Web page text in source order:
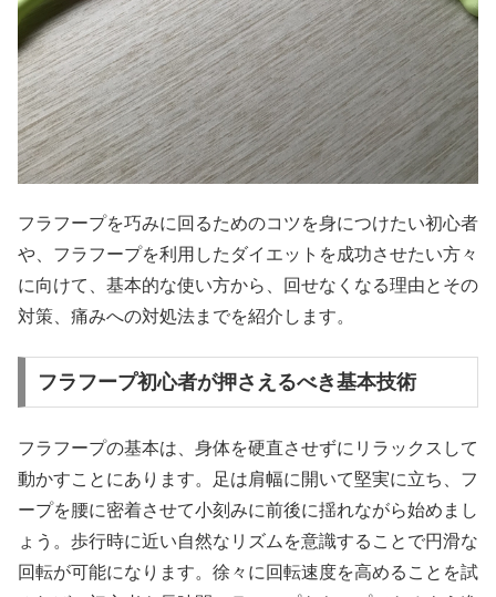
フラフープを巧みに回るためのコツを身につけたい初心者
や、フラフープを利用したダイエットを成功させたい方々
に向けて、基本的な使い方から、回せなくなる理由とその
対策、痛みへの対処法までを紹介します。
フラフープ初心者が押さえるべき基本技術
フラフープの基本は、身体を硬直させずにリラックスして
動かすことにあります。足は肩幅に開いて堅実に立ち、フ
ープを腰に密着させて小刻みに前後に揺れながら始めまし
ょう。歩行時に近い自然なリズムを意識することで円滑な
回転が可能になります。徐々に回転速度を高めることを試